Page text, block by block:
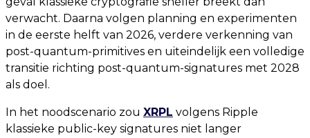
verwacht. Daarna volgen planning en experimenten
in de eerste helft van 2026, verdere verkenning van
post-quantum-primitives en uiteindelijk een volledige
transitie richting post-quantum-signatures met 2028
als doel.
In het noodscenario zou XRPL volgens Ripple
klassieke public-key signatures niet langer